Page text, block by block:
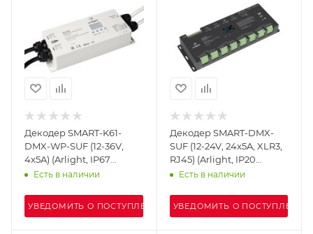
Декодер SMART-K61-
DMX-WP-SUF (12-36V,
4x5A) (Arlight, IP67
Пластик, 5 лет)
Есть в наличии
УВЕДОМИТЬ О ПОСТУПЛЕНИИ
Декодер SMART-DMX-
SUF (12-24V, 24x5A, XLR3,
RJ45) (Arlight, IP20
Металл, 5 лет)
Есть в наличии
УВЕДОМИТЬ О ПОСТУПЛЕНИИ